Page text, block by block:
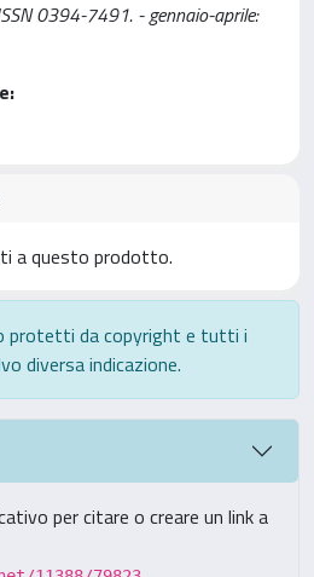
0394-7491. - gennaio-aprile:
a questo prodotto.
protetti da copyright e tutti i
diversa indicazione.
per citare o creare un link a